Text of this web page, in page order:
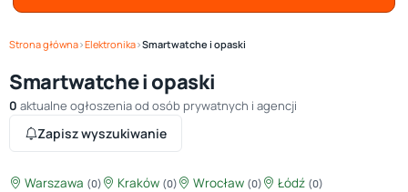
Strona główna›Elektronika›Smartwatche i opaski
Smartwatche i opaski
0 aktualne ogłoszenia od osób prywatnych i agencji
Zapisz wyszukiwanie
Warszawa (0) Kraków (0) Wrocław (0) Łódź (0)